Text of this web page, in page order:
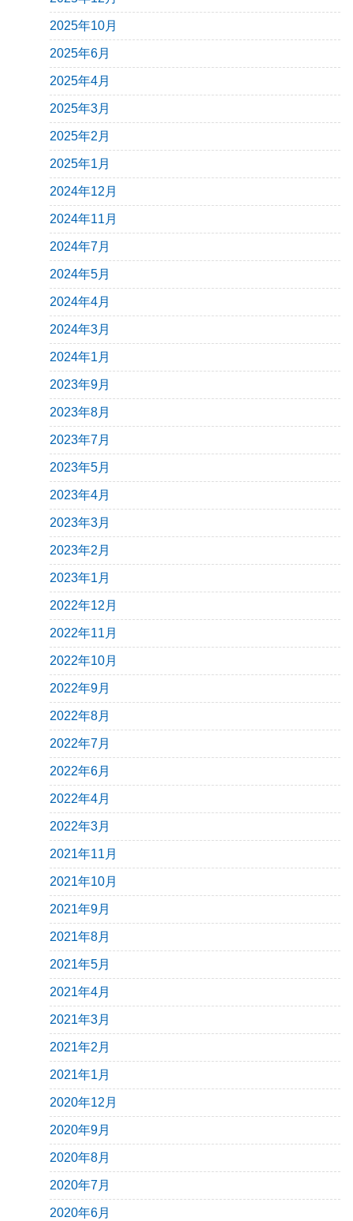
2025年10月
2025年6月
2025年4月
2025年3月
2025年2月
2025年1月
2024年12月
2024年11月
2024年7月
2024年5月
2024年4月
2024年3月
2024年1月
2023年9月
2023年8月
2023年7月
2023年5月
2023年4月
2023年3月
2023年2月
2023年1月
2022年12月
2022年11月
2022年10月
2022年9月
2022年8月
2022年7月
2022年6月
2022年4月
2022年3月
2021年11月
2021年10月
2021年9月
2021年8月
2021年5月
2021年4月
2021年3月
2021年2月
2021年1月
2020年12月
2020年9月
2020年8月
2020年7月
2020年6月